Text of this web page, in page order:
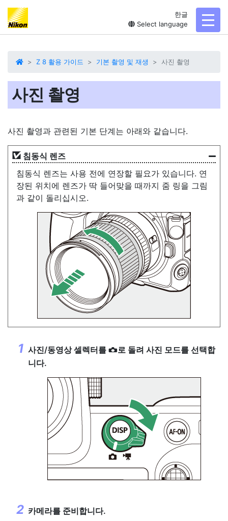
한글
Select language
Z 8 활용 가이드 기본 촬영 및 재생 사진 촬영
사진 촬영
사진 촬영과 관련된 기본 단계는 아래와 같습니다.
침동식 렌즈
침동식 렌즈는 사용 전에 연장할 필요가 있습니다. 연
장된 위치에 렌즈가 딱 들어맞을 때까지 줌 링을 그림
과 같이 돌리십시오.
사진/동영상 셀렉터를 C로 돌려 사진 모드를 선택합
니다.
카메라를 준비합니다.